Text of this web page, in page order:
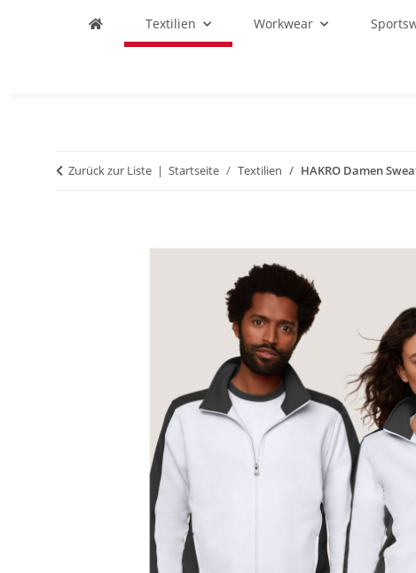
Textilien Workwear
Zurück zur Liste Startseite Textilien HAKRO Damen